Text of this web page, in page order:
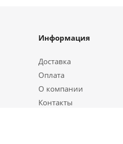
Информация
Доставка
Оплата
О компании
Контакты